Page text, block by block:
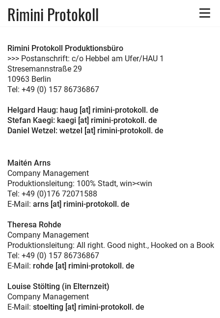
Toggle
Rimini Protokoll
Rimini Protokoll Produktionsbüro
>>> Postanschrift: c/o Hebbel am Ufer/HAU 1
Stresemannstraße 29
10963 Berlin
Tel: +49 (0) 157 86736867
Helgard Haug: haug [at] rimini-protokoll. de
Stefan Kaegi: kaegi [at] rimini-protokoll. de
Daniel Wetzel: wetzel [at] rimini-protokoll. de
Maitén Arns
Company Management
Produktionsleitung: 100% Stadt, win><win
Tel: +49 (0)176 72071588
E-Mail: arns [at] rimini-protokoll. de
Theresa Rohde
Company Management
Produktionsleitung: All right. Good night., Hooked on a Book
Tel: +49 (0) 157 86736867
E-Mail: rohde [at] rimini-protokoll. de
Louise Stölting (in Elternzeit)
Company Management
E-Mail: stoelting [at] rimini-protokoll. de